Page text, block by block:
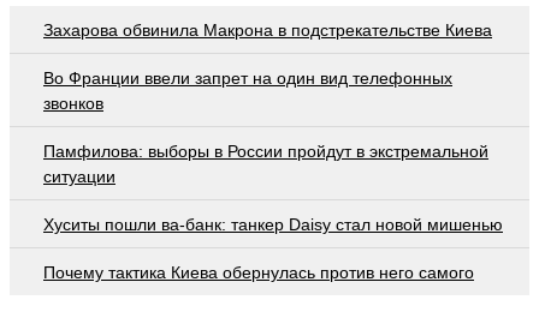
Захарова обвинила Макрона в подстрекательстве Киева
Во Франции ввели запрет на один вид телефонных
звонков
Памфилова: выборы в России пройдут в экстремальной
ситуации
Хуситы пошли ва-банк: танкер Daisy стал новой мишенью
Почему тактика Киева обернулась против него самого